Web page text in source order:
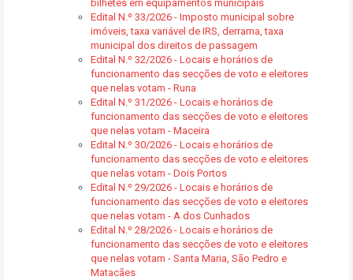
bilhetes em equipamentos municipais
Edital N.º 33/2026 - Imposto municipal sobre
imóveis, taxa variável de IRS, derrama, taxa
municipal dos direitos de passagem
Edital N.º 32/2026 - Locais e horários de
funcionamento das secções de voto e eleitores
que nelas votam - Runa
Edital N.º 31/2026 - Locais e horários de
funcionamento das secções de voto e eleitores
que nelas votam - Maceira
Edital N.º 30/2026 - Locais e horários de
funcionamento das secções de voto e eleitores
que nelas votam - Dois Portos
Edital N.º 29/2026 - Locais e horários de
funcionamento das secções de voto e eleitores
que nelas votam - A dos Cunhados
Edital N.º 28/2026 - Locais e horários de
funcionamento das secções de voto e eleitores
que nelas votam - Santa Maria, São Pedro e
Matacães